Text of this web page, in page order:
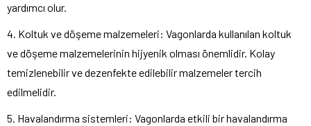
yardımcı olur.
4. Koltuk ve döşeme malzemeleri: Vagonlarda kullanılan koltuk
ve döşeme malzemelerinin hijyenik olması önemlidir. Kolay
temizlenebilir ve dezenfekte edilebilir malzemeler tercih
edilmelidir.
5. Havalandırma sistemleri: Vagonlarda etkili bir havalandırma